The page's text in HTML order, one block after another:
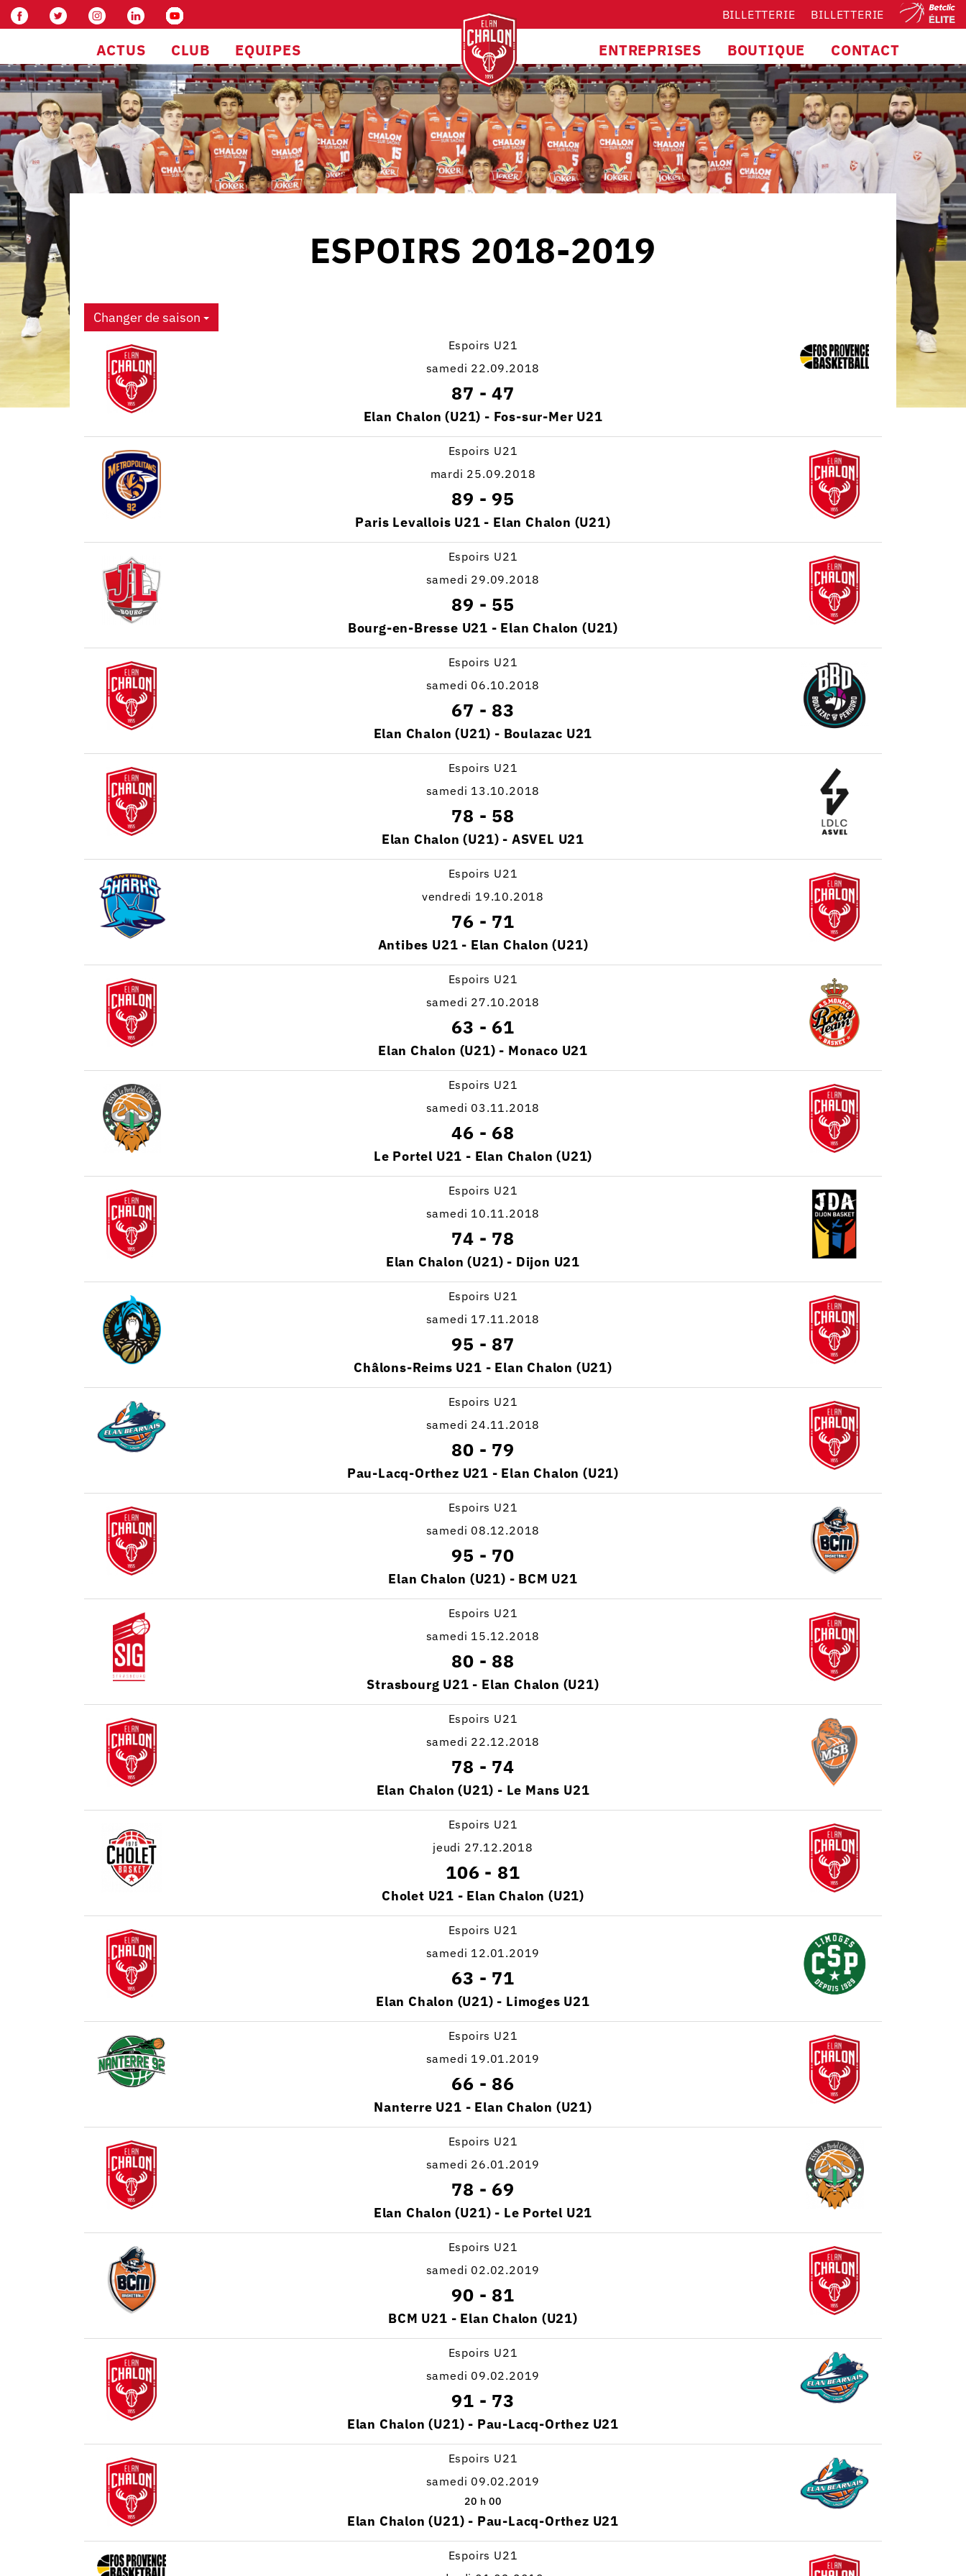
BILLETTERIE BILLETTERIE
ACTUS CLUB EQUIPES ENTREPRISES BOUTIQUE CONTACT
ESPOIRS 2018-2019
Changer de saison
Espoirs U21
samedi 22.09.2018
87 -47
Elan Chalon (U21) - Fos-sur-Mer U21
Espoirs U21
mardi 25.09.2018
89 -95
Paris Levallois U21 - Elan Chalon (U21)
Espoirs U21
samedi 29.09.2018
89 - 55
Bourg-en-Bresse U21 - Elan Chalon (U21)
Espoirs U21
samedi 06.10.2018
67 - 83
Elan Chalon (U21) - Boulazac U21
Espoirs U21
samedi 13.10.2018
78 - 58
Elan Chalon (U21) - ASVEL U21
Espoirs U21
vendredi 19.10.2018
76 - 71
Antibes U21 - Elan Chalon (U21)
Espoirs U21
samedi 27.10.2018
63 - 61
Elan Chalon (U21) - Monaco U21
Espoirs U21
samedi 03.11.2018
46 - 68
Le Portel U21 - Elan Chalon (U21)
Espoirs U21
samedi 10.11.2018
74 - 78
Elan Chalon (U21) - Dijon U21
Espoirs U21
samedi 17.11.2018
95 - 87
Châlons-Reims U21 - Elan Chalon (U21)
Espoirs U21
samedi 24.11.2018
80 - 79
Pau-Lacq-Orthez U21 - Elan Chalon (U21)
Espoirs U21
samedi 08.12.2018
95 - 70
Elan Chalon (U21) - BCM U21
Espoirs U21
samedi 15.12.2018
80 - 88
Strasbourg U21 - Elan Chalon (U21)
Espoirs U21
samedi 22.12.2018
78 - 74
Elan Chalon (U21) - Le Mans U21
Espoirs U21
jeudi 27.12.2018
106 - 81
Cholet U21 - Elan Chalon (U21)
Espoirs U21
samedi 12.01.2019
63 - 71
Elan Chalon (U21) - Limoges U21
Espoirs U21
samedi 19.01.2019
66 - 86
Nanterre U21 - Elan Chalon (U21)
Espoirs U21
samedi 26.01.2019
78 - 69
Elan Chalon (U21) - Le Portel U21
Espoirs U21
samedi 02.02.2019
90 - 81
BCM U21 - Elan Chalon (U21)
Espoirs U21
samedi 09.02.2019
91 - 73
Elan Chalon (U21) - Pau-Lacq-Orthez U21
Espoirs U21
samedi 09.02.2019
20 h 00
Elan Chalon (U21) - Pau-Lacq-Orthez U21
Espoirs U21